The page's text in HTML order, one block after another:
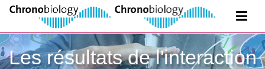
Les résultats de l'interaction